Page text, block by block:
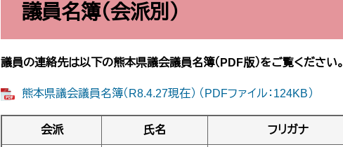
議員名簿（会派別）
議員の連絡先は以下の熊本県議会議員名簿（PDF版）をご覧ください。
熊本県議会議員名簿（R8.4.27現在） （PDFファイル：124KB）
会派 氏名 フリガナ